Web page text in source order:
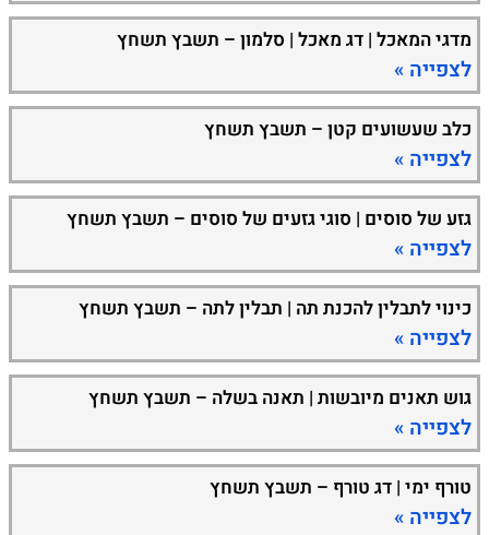
מדגי המאכל | דג מאכל | סלמון – תשבץ תשחץ
לצפייה »
כלב שעשועים קטן – תשבץ תשחץ
לצפייה »
גזע של סוסים | סוגי גזעים של סוסים – תשבץ תשחץ
לצפייה »
כינוי לתבלין להכנת תה | תבלין לתה – תשבץ תשחץ
לצפייה »
גוש תאנים מיובשות | תאנה בשלה – תשבץ תשחץ
לצפייה »
טורף ימי | דג טורף – תשבץ תשחץ
לצפייה »